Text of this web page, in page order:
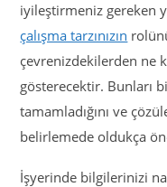
iyileştirmeniz gereken
çalışma tarzınızın
çevrenizdekilerden ne
gösterecektir. Bunları
tamamladığını ve
belirlemede oldukça
İşyerinde bilgilerinizi